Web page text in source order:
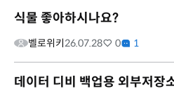
식물 좋아하시나요?
벨로위키26.07.28 0 1
데이터 디비 백업용 외부저장